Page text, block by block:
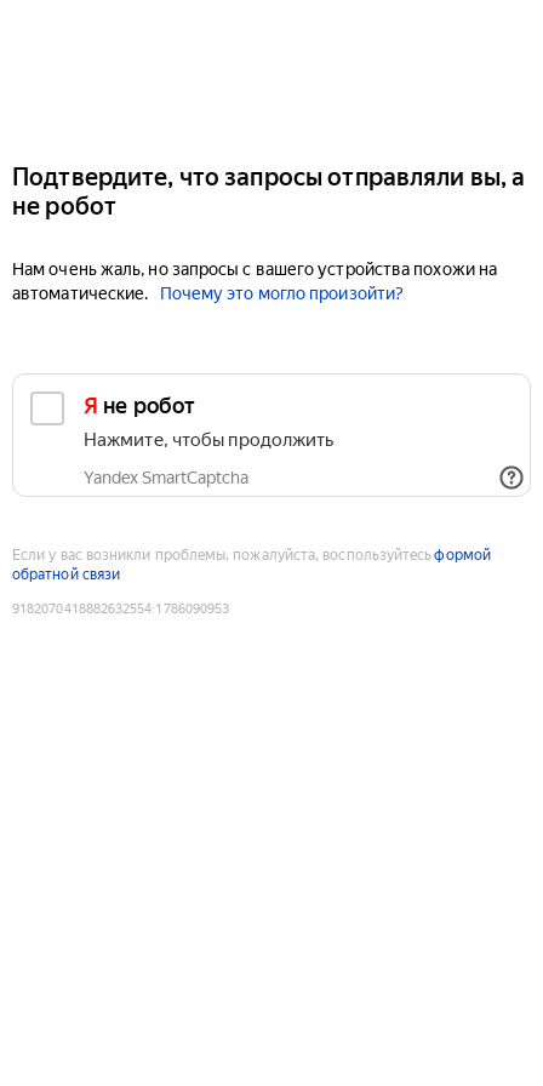
Подтвердите, что запросы отправляли вы, а
не робот
Нам очень жаль, но запросы с вашего устройства похожи на
автоматические.
Почему это могло произойти?
Я не робот
Нажмите, чтобы продолжить
Yandex SmartCaptcha
Если у вас возникли проблемы, пожалуйста, воспользуйтесьформой
обратной связи
9182070418882632554:1786090953